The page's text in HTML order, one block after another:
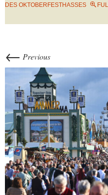
DES OKTOBERFESTHASSES
← Previous